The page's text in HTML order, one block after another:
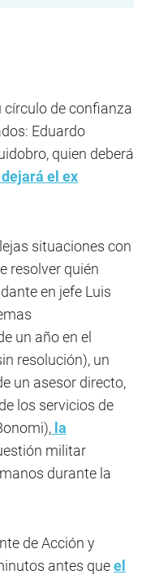
círculo de confianza
Eduardo
quien deberá
el ex
situaciones con
resolver quién
en jefe Luis
un año en el
resolución), un
un asesor directo,
los servicios de
la
militar
durante la
de Acción y
antes queel